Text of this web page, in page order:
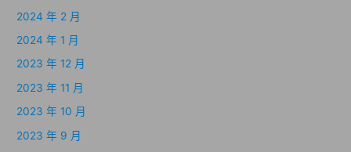
2024 年 2 月
2024 年 1 月
2023 年 12 月
2023 年 11 月
2023 年 10 月
2023 年 9 月